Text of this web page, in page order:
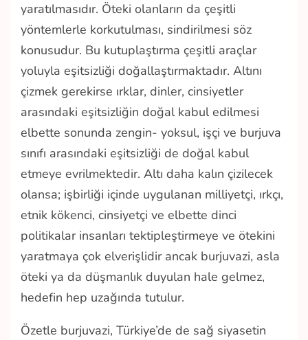
yaratılmasıdır. Öteki olanların da çeşitli
yöntemlerle korkutulması, sindirilmesi söz
konusudur. Bu kutuplaştırma çeşitli araçlar
yoluyla eşitsizliği doğallaştırmaktadır. Altını
çizmek gerekirse ırklar, dinler, cinsiyetler
arasındaki eşitsizliğin doğal kabul edilmesi
elbette sonunda zengin- yoksul, işçi ve burjuva
sınıfı arasındaki eşitsizliği de doğal kabul
etmeye evrilmektedir. Altı daha kalın çizilecek
olansa; işbirliği içinde uygulanan milliyetçi, ırkçı,
etnik kökenci, cinsiyetçi ve elbette dinci
politikalar insanları tektipleştirmeye ve ötekini
yaratmaya çok elverişlidir ancak burjuvazi, asla
öteki ya da düşmanlık duyulan hale gelmez,
hedefin hep uzağında tutulur.
Özetle burjuvazi, Türkiye’de de sağ siyasetin